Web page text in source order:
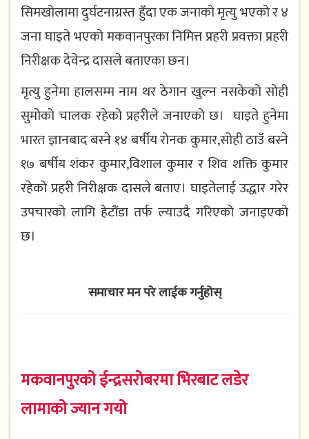
सिमखोलामा दुर्घटनाग्रस्त हुँदा एक जनाको मृत्यु भएको र ४
जना घाइते भएको मकवानपुरका निमित्त प्रहरी प्रवक्ता प्रहरी
निरीक्षक देवेन्द्र दासले बताएका छन।
मृत्यु हुनेमा हालसम्म नाम थर ठेगान खुल्न नसकेको सोही
सुमोको चालक रहेको प्रहरीले जनाएको छ। घाइते हुनेमा
भारत ज्ञानबाद बस्ने १४ बर्षीय रोनक कुमार,सोही ठाउँ बस्ने
१७ बर्षीय शंकर कुमार,विशाल कुमार र शिव शक्ति कुमार
रहेको प्रहरी निरीक्षक दासले बताए। घाइतेलाई उद्धार गरेर
उपचारको लागि हेटौंडा तर्फ ल्याउदै गरिएको जनाइएको
छ।
समाचार मन परे लाईक गर्नुहोस्
मकवानपुरको ईन्द्रसरोबरमा भिरबाट लडेर
लामाको ज्यान गयो